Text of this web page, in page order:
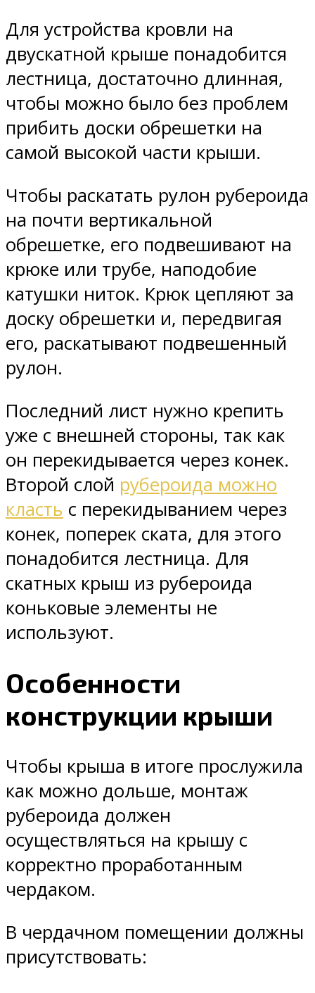
Для устройства кровли на
двускатной крыше понадобится
лестница, достаточно длинная,
чтобы можно было без проблем
прибить доски обрешетки на
самой высокой части крыши.
Чтобы раскатать рулон рубероида
на почти вертикальной
обрешетке, его подвешивают на
крюке или трубе, наподобие
катушки ниток. Крюк цепляют за
доску обрешетки и, передвигая
его, раскатывают подвешенный
рулон.
Последний лист нужно крепить
уже с внешней стороны, так как
он перекидывается через конек.
Второй слой рубероида можно
класть с перекидыванием через
конек, поперек ската, для этого
понадобится лестница. Для
скатных крыш из рубероида
коньковые элементы не
используют.
Особенности
конструкции крыши
Чтобы крыша в итоге прослужила
как можно дольше, монтаж
рубероида должен
осуществляться на крышу с
корректно проработанным
чердаком.
В чердачном помещении должны
присутствовать: